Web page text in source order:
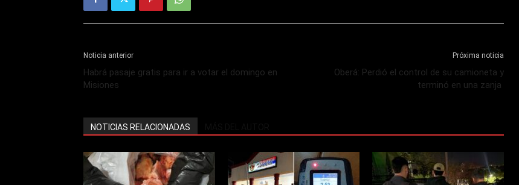
Noticia anterior
Habrá pasaje gratis para ir a votar el domingo en
Misiones
Próxima noticia
Oberá: Perdió el control de su camioneta y
terminó en una zanja
NOTICIAS RELACIONADAS